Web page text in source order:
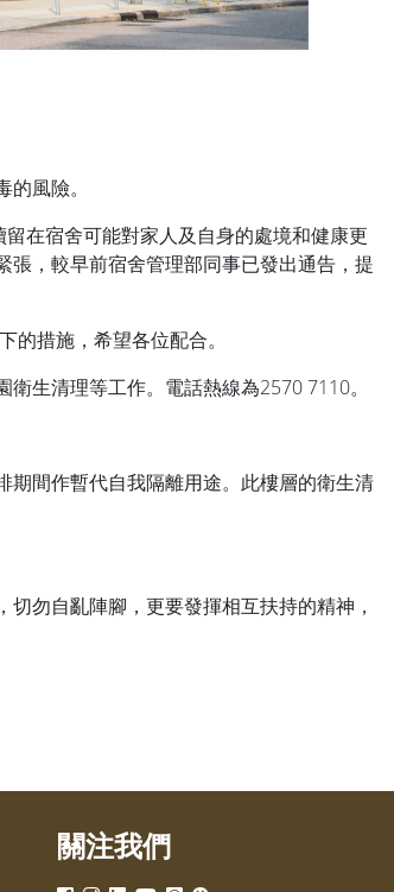
風險。
在宿舍可能對家人及自身的處境和健康更
，較早前宿舍管理部同事已發出通告，提
措施，希望各位配合。
生清理等工作。電話熱線為2570 7110。
期間作暫代自我隔離用途。此樓層的衛生清
勿自亂陣腳，更要發揮相互扶持的精神，
關注我們